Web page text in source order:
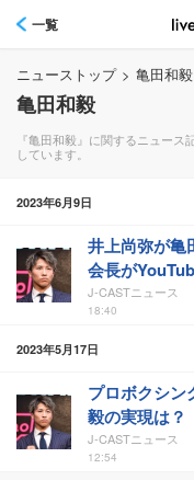
一覧
ニューストップ > 亀田和毅
亀田和毅
『亀田和毅』に関するニュー
しています。
2023年6月9日
井上尚弥が亀
会長が
J-CASTニュース
18:40
2023年5月17日
プロボクシン
毅の実現は？
J-CASTニュース
12:54